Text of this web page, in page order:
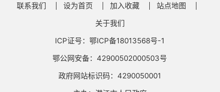
联系我们 设为首页 加入收藏
站点地图
关于我们
ICP证号：鄂ICP备18013568号-1
鄂公网安备：42900502000503号
政府网站标识码：4290050001